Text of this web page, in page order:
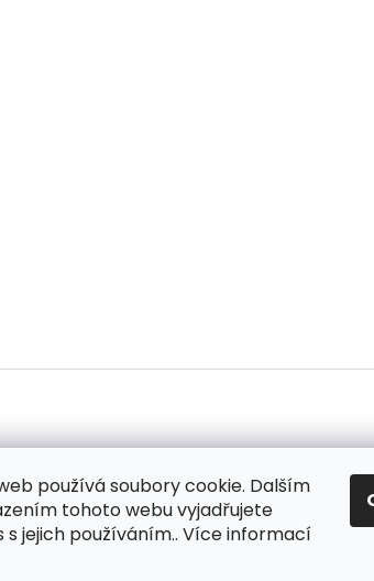
používá soubory cookie. Dalším
tohoto webu vyjadřujete
s jejich používáním.. Více informací